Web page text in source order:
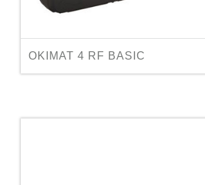
OKIMAT 4 RF BASIC